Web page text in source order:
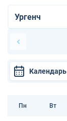
Календарь
Пн Вт